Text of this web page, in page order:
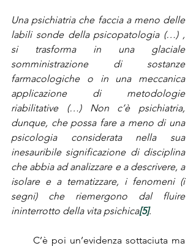
Una psichiatria che faccia a meno delle
labili sonde della psicopatologia (…) ,
si trasforma in una glaciale
somministrazione di sostanze
farmacologiche o in una meccanica
applicazione di metodologie
riabilitative (…) Non c’è psichiatria,
dunque, che possa fare a meno di una
psicologia considerata nella sua
inesauribile significazione di disciplina
che abbia ad analizzare e a descrivere, a
isolare e a tematizzare, i fenomeni (i
segni) che riemergono dal fluire
ininterrotto della vita psichica[5].